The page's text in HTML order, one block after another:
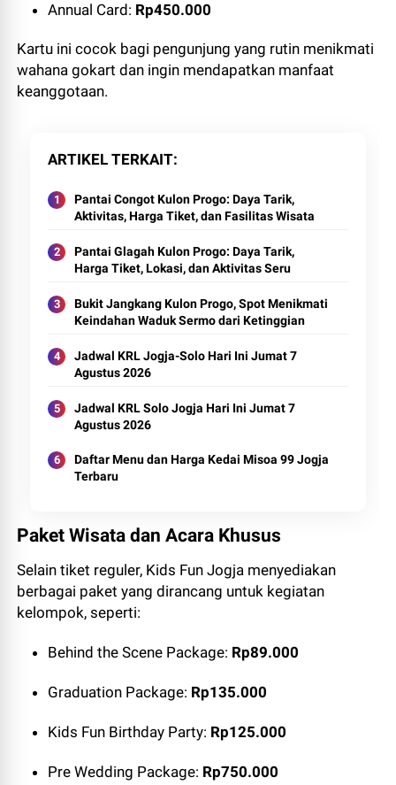
Annual Card: Rp450.000
Kartu ini cocok bagi pengunjung yang rutin menikmati
wahana gokart dan ingin mendapatkan manfaat
keanggotaan.
ARTIKEL TERKAIT
Pantai Congot Kulon Progo: Daya Tarik,
Aktivitas, Harga Tiket, dan Fasilitas Wisata
Pantai Glagah Kulon Progo: Daya Tarik,
Harga Tiket, Lokasi, dan Aktivitas Seru
Bukit Jangkang Kulon Progo, Spot Menikmati
Keindahan Waduk Sermo dari Ketinggian
Jadwal KRL Jogja-Solo Hari Ini Jumat 7
Agustus 2026
Jadwal KRL Solo Jogja Hari Ini Jumat 7
Agustus 2026
Daftar Menu dan Harga Kedai Misoa 99 Jogja
Terbaru
Paket Wisata dan Acara Khusus
Selain tiket reguler, Kids Fun Jogja menyediakan
berbagai paket yang dirancang untuk kegiatan
kelompok, seperti:
Behind the Scene Package: Rp89.000
Graduation Package: Rp135.000
Kids Fun Birthday Party: Rp125.000
Pre Wedding Package: Rp750.000